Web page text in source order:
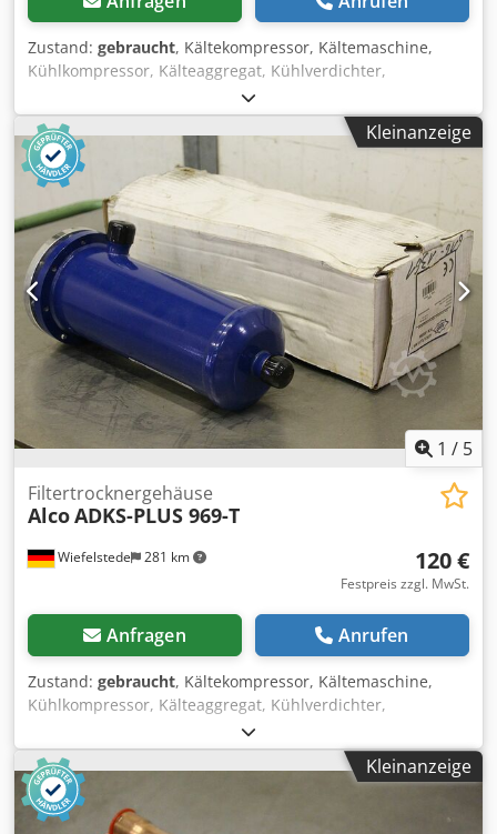
Zustand: gebraucht, Kältekompressor, Kältemaschine,
Kühlkompressor, Kälteaggregat, Kühlverdichter,
Verdichter, Filtertrocknergehäuse,Absperrventil,
Kugelabsperrventil, Temperaturschalter, Thermostat,
Expansionsventil, Thermo-Expansionsventil, Indikator
Schauglas -Hersteller: Alco, Indikator Schauglas,
ungebraucht OVP -Typ: AMI-1 MM 3/PCN 805707 -
Anschlüsse: 3/8"/10 mm -Preis: pro Stück -Anzahl: 3 Stück
Chodofylczspfx Alwja -Abmessung Paket: 130/55/H40 mm -
Gewicht: 0,3 kg/Stück
Kleinanzeige
1 / 5
Wiefelstede 281 km
Filtertrocknergehäuse
AlcoADKS-PLUS 969-T
120 €
Festpreis zzgl. MwSt.
Anfragen Anrufen
Zustand: gebraucht, Kältekompressor, Kältemaschine,
Kühlkompressor, Kälteaggregat, Kühlverdichter,
Verdichter, Filtertrocknergehäuse -Hersteller: Alco,
Filtertrocknergehäuse ungebraucht OVP -Typ: ADKS-PLUS
969-T/PCN 883556 -max. Betriebsüberdruck: 34,5 bar -
Anschluß: 1-1/8" -Abmessung Paket: 480/210/H160 mm
Csdpsfx Atrofx Alwoha -Gewicht: 5,1 kg
Kleinanzeige